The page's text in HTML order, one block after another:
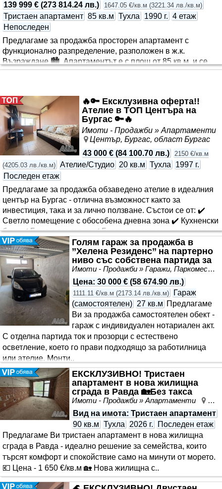
139 999 € (273 814.24 лв.) 1647.05 €/кв.м (3221.34 лв./кв.м)
Тристаен апартамент 85 кв.м Тухла 1990 г. 4 етаж
Непоследен
Предлагаме за продажба просторен апартамент с
функционално разпределение, разположен в ж.к.
Възраждане 🏙️. Апартаментът е с площ от 85 кв.м. и се
намира на 4-ти етаж, като предлага практично
за инвестиция 🚏 Отлична локация в близост до училища,
детски градини, спирки и магазини 💰 Цена: 139 999€
Осигуряваме пълно съдействие за банково финансиране,
както и всички необходими документи за безпроблемно
изповядване на сделката. ID 885605
🔥🔑 Ексклузивна оферта!!
Ателие в ТОП Центъра на
Бургас 🔑🔥
Имоти - Продажби » Апартаменти
Център, Бургас, област Бургас
43 000 € (84 100.70 лв.)
2150 €/кв.м
(4205.03 лв./кв.м) Ателие/Студио 20 кв.м Тухла 1997 г.
Последен етаж
Предлагаме за продажба обзаведено ателие в идеалния
център на Бургас - отлична възможност както за
инвестиция, така и за лично ползване. Състои се от: ✔️
Светло помещение с обособена дневна зона ✔️ Кухненски
бокс ✔️ Баня с тоалетна ✔️ Големи прозорци, осигуряващи
естествена светлина през целия ден 📍 Предимства на
локацията: 🌳 На минути от Морската градина 🛍️ В близост
до магазини, заведения и търговски обекти 🚶‍♂️ До
пешеходната зона на града 🚌 Отлични транспортни
връзки 🏙️ Всички удобства на централната градска част
са на една ръка разстоян 📞 Свържете се с нас за повеч..
Голям гараж за продажба в
’’Хелена Резиденс’’ на партерно
ниво със собствена партида за
ток
Имоти - Продажби » Гаражи, Паркоместа
Цена: 30 000 € (58 674.90 лв.)
1111.11 €/кв.м (2173.14 лв./кв.м)
Гараж
(самостоятелен) 27 кв.м Предлагаме
Ви за продажба самостоятелен обект -
гараж с индивидуален нотариален акт.
С отделна партида ток и прозорци с естествено
осветление, което го прави подходящо за работилница
или ателие. Монти..
ЕКСКЛУЗИВНО! Тристаен
апартамент в нова жилищна
сграда в Равда 🏡Без такса
поддръжка | 1 650 €/кв. м
Имоти - Продажби » Апартаменти
Вид на имота: Тристаен апартамент
90 кв.м Тухла 2026 г.
Последен етаж
Предлагаме Ви тристаен апартамент в нова жилищна
сграда в Равда - идеално решение за семейства, които
търсят комфорт и спокойствие само на минути от морето.
💶 Цена - 1 650 €/кв.м 🏡 Нова жилищна с..